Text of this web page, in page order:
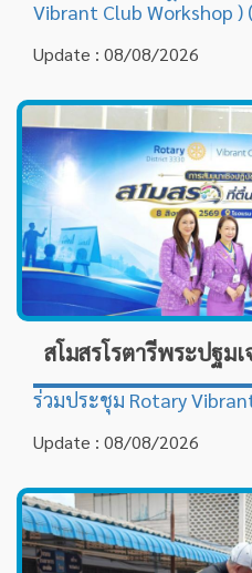
Update : 08/08/2026
สโมสรโรตารีพระปฐมเ
ร่วมประชุม Rotary
Update : 08/08/2026